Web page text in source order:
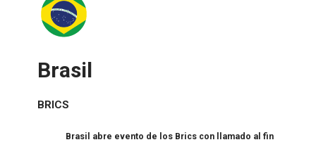
Brasil
BRICS
Brasil abre evento de los Brics con llamado al fin